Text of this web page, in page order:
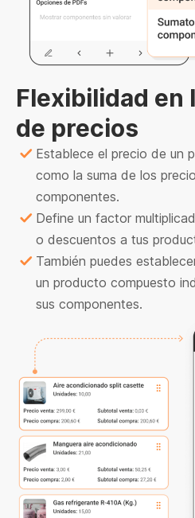
Flexibilidad en
de precios
Establece el precio de un
como la suma de los
componentes.
Define un factor
o descuentos a tus
También puedes
un producto compuesto
sus componentes.